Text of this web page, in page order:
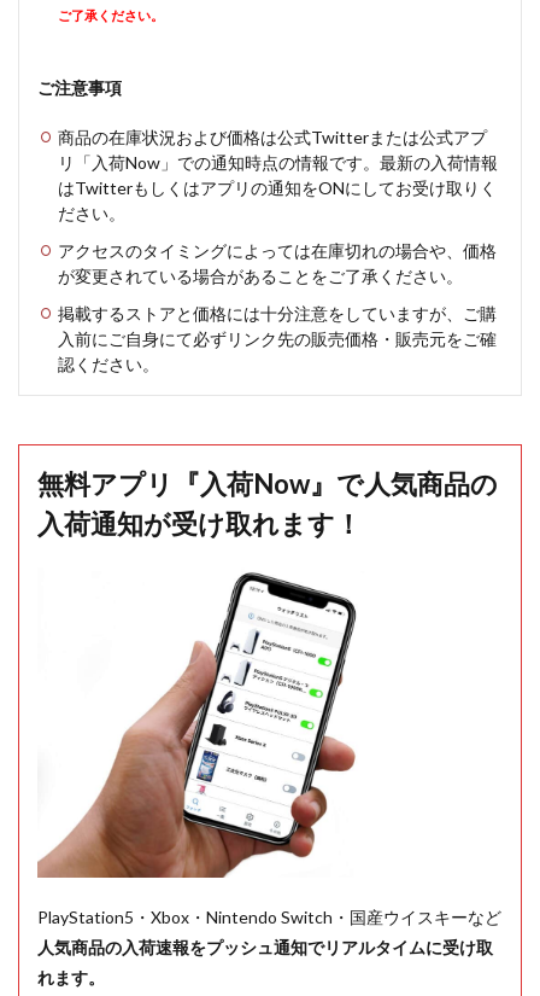
ご了承ください。
ご注意事項
商品の在庫状況および価格は公式Twitterまたは公式アプ
リ「入荷Now」での通知時点の情報です。最新の入荷情報
はTwitterもしくはアプリの通知をONにしてお受け取りく
ださい。
アクセスのタイミングによっては在庫切れの場合や、価格
が変更されている場合があることをご了承ください。
掲載するストアと価格には十分注意をしていますが、ご購
入前にご自身にて必ずリンク先の販売価格・販売元をご確
認ください。
無料アプリ『入荷Now』で人気商品の
入荷通知が受け取れます！
PlayStation5・Xbox・Nintendo Switch・国産ウイスキーなど
人気商品の入荷速報をプッシュ通知でリアルタイムに受け取
れます。